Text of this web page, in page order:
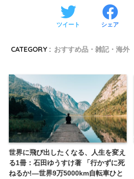
ツイート シェア
CATEGORY : おすすめ品・雑記・海外
世界に飛び出したくなる、人生を変え
る1冊：石田ゆうすけ著 「行かずに死
ねるか!―世界9万5000km自転車ひと